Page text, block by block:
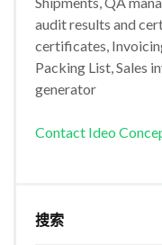
audit results and
certificates,
Packing List, Sales
generator
Contact Ideo
搜索